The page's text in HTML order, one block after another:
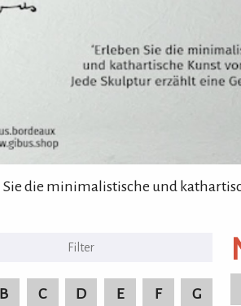
Sie die minimalistische und
Bildende
B C D E F G